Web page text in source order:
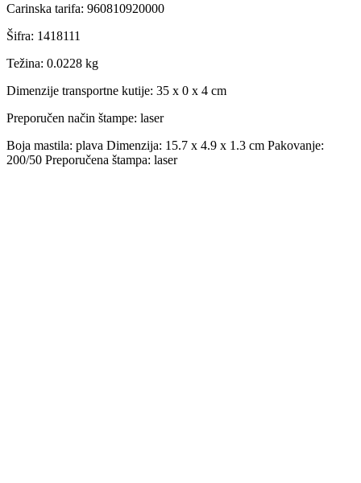
Carinska tarifa: 960810920000
Šifra: 1418111
Težina: 0.0228 kg
Dimenzije transportne kutije: 35 x 0 x 4 cm
Preporučen način štampe: laser
Boja mastila: plava Dimenzija: 15.7 x 4.9 x 1.3 cm Pakovanje:
200/50 Preporučena štampa: laser